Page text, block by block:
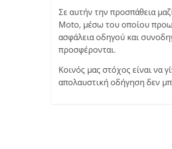
Σε αυτήν την προσπάθεια
Moto, μέσω του οποίου
ασφάλεια οδηγού και
προσφέρονται.
Κοινός μας στόχος είναι να
απολαυστική οδήγηση δεν